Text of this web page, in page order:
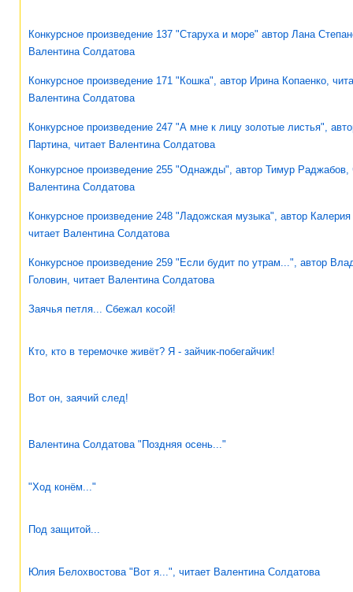
Конкурсное произведение 137 "Старуха и море" автор Лана
Валентина Солдатова
Конкурсное произведение 171 "Кошка", автор Ирина Копаенко,
Валентина Солдатова
Конкурсное произведение 247 "А мне к лицу золотые листья",
Партина, читает Валентина Солдатова
Конкурсное произведение 255 "Однажды", автор Тимур Раджабов,
Валентина Солдатова
Конкурсное произведение 248 "Ладожская музыка", автор
читает Валентина Солдатова
Конкурсное произведение 259 "Если будит по утрам...", автор
Головин, читает Валентина Солдатова
Заячья петля... Сбежал косой!
Кто, кто в теремочке живёт? Я - зайчик-побегайчик!
Вот он, заячий след!
Валентина Солдатова "Поздняя осень..."
"Ход конём..."
Под защитой...
Юлия Белохвостова "Вот я...", читает Валентина Солдатова